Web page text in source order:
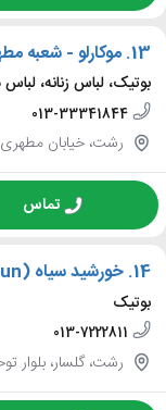
13. موکارلو - شعبه
بوتیک، لباس زنانه، لباس
013-33341844
رشت، خیابان
تماس
14. خورشید سیاه (Black Sun)
بوتیک
013-7222811
رشت، گلسار، بلوار